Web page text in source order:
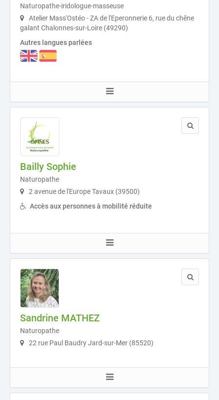
Naturopathe-iridologue-masseuse
Atelier Mass'Ostéo - ZA de l'Eperonnerie 6, rue du chêne
galant Chalonnes-sur-Loire (49290)
Autres langues parlées
Bailly Sophie
Naturopathe
2 avenue de l'Europe Tavaux (39500)
Accès aux personnes à mobilité réduite
Sandrine MATHEZ
Naturopathe
22 rue Paul Baudry Jard-sur-Mer (85520)